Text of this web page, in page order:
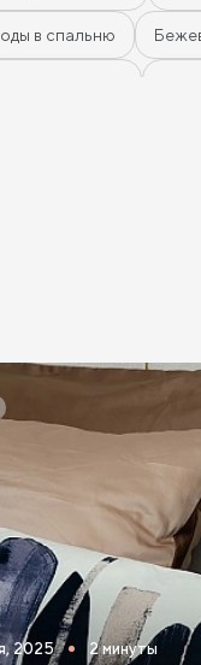
в спальню
2025 2 минуты